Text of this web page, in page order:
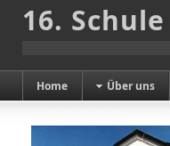
16.
Home Über uns